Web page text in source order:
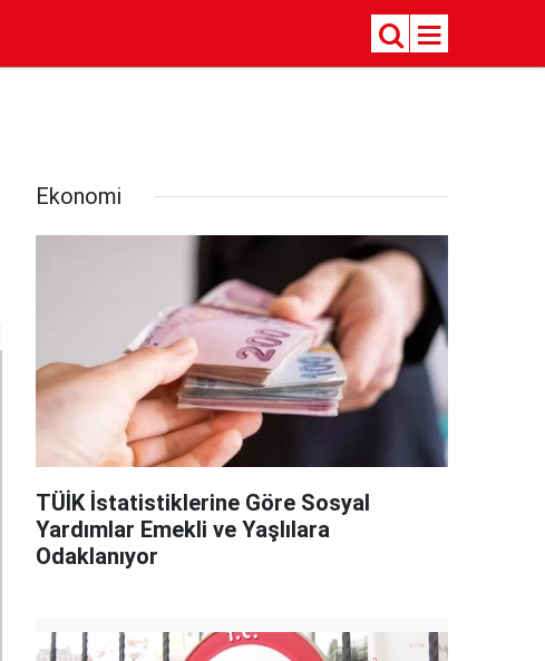
Ekonomi
TÜİK İstatistiklerine Göre Sosyal
Yardımlar Emekli ve Yaşlılara
Odaklanıyor